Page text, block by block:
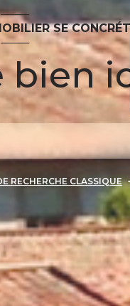
SE
bien
RECHERCHE CLASSIQUE